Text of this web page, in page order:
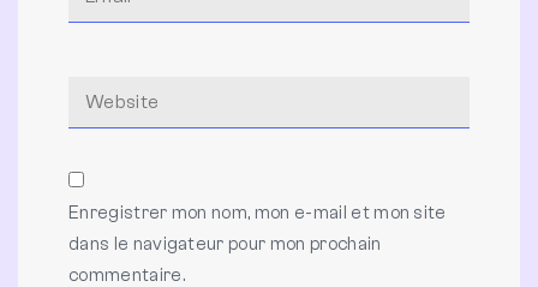
Enregistrer mon nom, mon e-mail et mon site
dans le navigateur pour mon prochain
commentaire.